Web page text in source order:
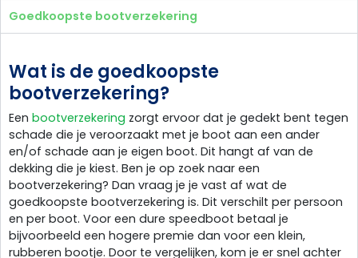
Goedkoopste bootverzekering
Wat is de goedkoopste
bootverzekering?
Een bootverzekering zorgt ervoor dat je gedekt bent tegen
schade die je veroorzaakt met je boot aan een ander
en/of schade aan je eigen boot. Dit hangt af van de
dekking die je kiest. Ben je op zoek naar een
bootverzekering? Dan vraag je je vast af wat de
goedkoopste bootverzekering is. Dit verschilt per persoon
en per boot. Voor een dure speedboot betaal je
bijvoorbeeld een hogere premie dan voor een klein,
rubberen bootje. Door te vergelijken, kom je er snel achter